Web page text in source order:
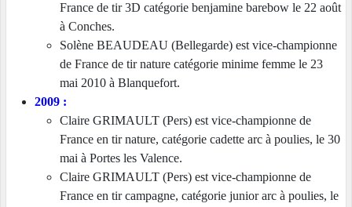
France de tir 3D catégorie benjamine barebow le 22 août
à Conches.
Solène BEAUDEAU (Bellegarde) est vice-championne
de France de tir nature catégorie minime femme le 23
mai 2010 à Blanquefort.
2009 :
Claire GRIMAULT (Pers) est vice-championne de
France en tir nature, catégorie cadette arc à poulies, le 30
mai à Portes les Valence.
Claire GRIMAULT (Pers) est vice-championne de
France en tir campagne, catégorie junior arc à poulies, le